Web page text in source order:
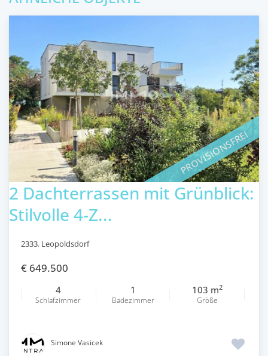
PROVISIONSFREI
2 Dachterrassen mit Grünblick:
Stilvolle 4-Z...
2333, Leopoldsdorf
€ 649.500
4
Schlafzimmer
1
Badezimmer
103 m2
Größe
Simone Vasicek